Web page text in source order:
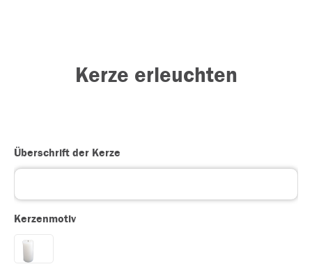
Kerze erleuchten
Überschrift der Kerze
Kerzenmotiv